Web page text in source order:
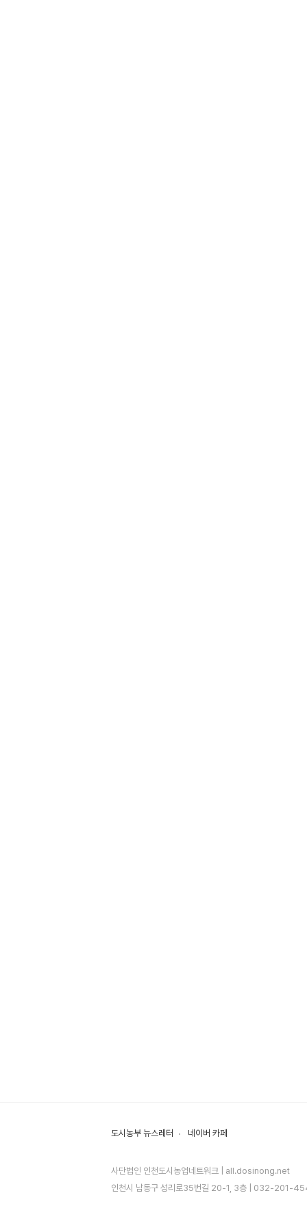
도시농부 뉴스레터 네이버 카페
사단법인 인천도시농업네트워크 | all.dosinong.net
인천시 남동구 성리로35번길 20-1, 3층 | 032-201-